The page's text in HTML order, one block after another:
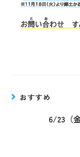
おすすめ
6/23（